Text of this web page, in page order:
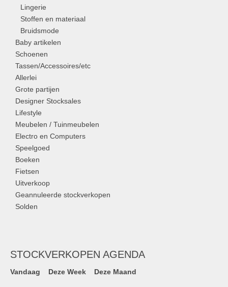
Lingerie
Stoffen en materiaal
Bruidsmode
Baby artikelen
Schoenen
Tassen/Accessoires/etc
Allerlei
Grote partijen
Designer Stocksales
Lifestyle
Meubelen / Tuinmeubelen
Electro en Computers
Speelgoed
Boeken
Fietsen
Uitverkoop
Geannuleerde stockverkopen
Solden
STOCKVERKOPEN AGENDA
Vandaag Deze Week Deze Maand